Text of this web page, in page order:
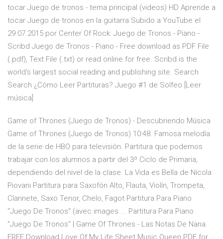
tocar Juego de tronos - tema principal (videos) HD Aprende a
tocar Juego de tronos en la guitarra Subido a YouTube el
29.07.2015 por Center Of Rock: Juego de Tronos - Piano -
Scribd Juego de Tronos - Piano - Free download as PDF File
(.pdf), Text File (.txt) or read online for free. Scribd is the
world's largest social reading and publishing site. Search
Search ¿Cómo Leer Partituras? Juego #1 de Solfeo [Leer
música]
Game of Thrones (Juego de Tronos) - Descubriendo Música
Game of Thrones (Juego de Tronos) 10:48. Famosa melodía
de la serie de HBO para televisión. Partitura que podemos
trabajar con los alumnos a partir del 3º Ciclo de Primaria,
dependiendo del nivel de la clase. La Vida es Bella de Nicola
Piovani Partitura para Saxofón Alto, Flauta, Violín, Trompeta,
Clarinete, Saxo Tenor, Chelo, Fagot Partitura Para Piano
"Juego De Tronos" (avec images ... Partitura Para Piano
"Juego De Tronos" | Game Of Thrones - Las Notas De Nana.